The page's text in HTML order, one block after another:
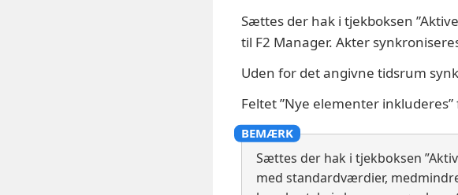
Sættes der hak i tjekboksen
til F2 Manager. Akter
Uden for det angivne tidsrum
Feltet ”Nye elementer
Sættes der hak i tjekboksen
med standardværdier,